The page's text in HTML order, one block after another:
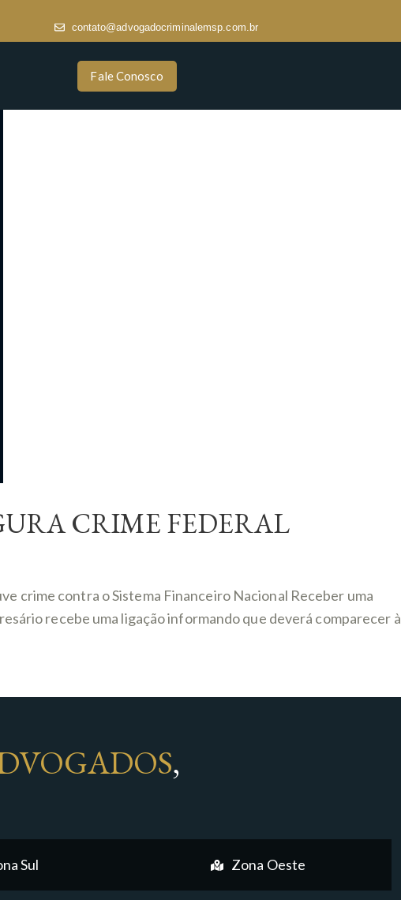
contato@advogadocriminalemsp.com.br
Fale Conosco
CRIME FEDERAL
crime contra o Sistema Financeiro Nacional Receber uma
recebe uma ligação informando que deverá comparecer à
,
Sul Zona Oeste